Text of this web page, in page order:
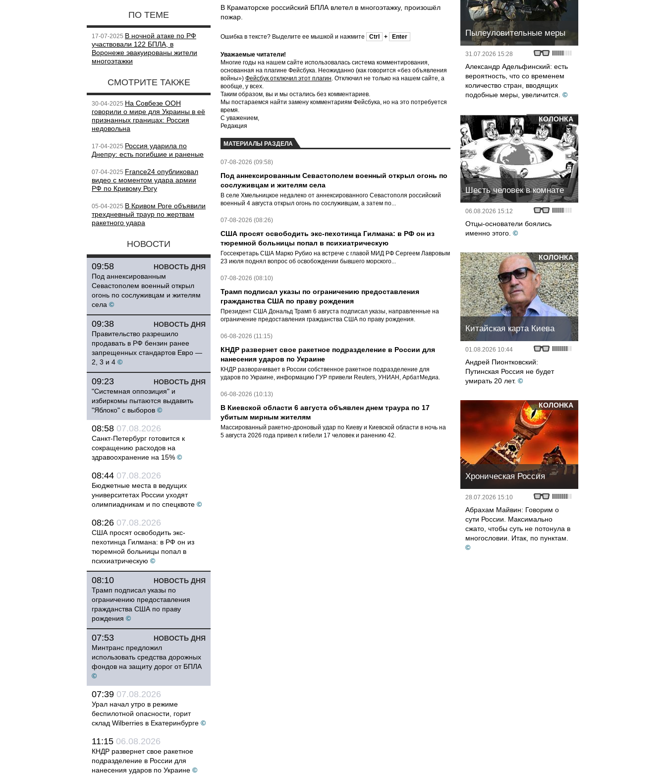
ПО ТЕМЕ
17-07-2025 В ночной атаке по РФ
участвовали 122 БПЛА, в
Воронеже эвакуированы жители
многоэтажки
СМОТРИТЕ ТАКЖЕ
30-04-2025 На Совбезе ООН
говорили о мире для Украины в её
признанных границах: Россия
недовольна
17-04-2025 Россия ударила по
Днепру: есть погибшие и раненые
07-04-2025 France24 опубликовал
видео с моментом удара армии
РФ по Кривому Рогу
05-04-2025 В Кривом Роге объявили
трехдневный траур по жертвам
ракетного удара
НОВОСТИ
НОВОСТЬ ДНЯ
09:58
Под аннексированным
Севастополем военный открыл
огонь по сослуживцам и жителям
села ©
НОВОСТЬ ДНЯ
09:38
Правительство разрешило
продавать в РФ бензин ранее
запрещенных стандартов Евро —
2, 3 и 4 ©
НОВОСТЬ ДНЯ
09:23
"Системная оппозиция" и
избиркомы пытаются выдавить
"Яблоко" с выборов ©
08:58 07.08.2026
Санкт-Петербург готовится к
сокращению расходов на
здравоохранение на 15% ©
08:44 07.08.2026
Бюджетные места в ведущих
университетах России уходят
олимпиадникам и по спецквоте ©
08:26 07.08.2026
США просят освободить экс-
пехотинца Гилмана: в РФ он из
тюремной больницы попал в
психиатрическую ©
НОВОСТЬ ДНЯ
08:10
Трамп подписал указы по
ограничению предоставления
гражданства США по праву
рождения ©
НОВОСТЬ ДНЯ
07:53
Минтранс предложил
использовать средства дорожных
фондов на защиту дорог от БПЛА
©
07:39 07.08.2026
Урал начал утро в режиме
беспилотной опасности, горит
склад Wilberries в Екатеринбурге ©
11:15 06.08.2026
КНДР развернет свое ракетное
подразделение в России для
нанесения ударов по Украине ©
В Краматорске российский БПЛА влетел в многоэтажку, произошёл
пожар.
Ошибка в тексте? Выделите ее мышкой и нажмите Ctrl + Enter
Уважаемые читатели!
Многие годы на нашем сайте использовалась система комментирования,
основанная на плагине Фейсбука. Неожиданно (как говорится «без объявления
войны») Фейсбук отключил этот плагин. Отключил не только на нашем сайте, а
вообще, у всех.
Таким образом, вы и мы остались без комментариев.
Мы постараемся найти замену комментариям Фейсбука, но на это потребуется
время.
С уважением,
Редакция
МАТЕРИАЛЫ РАЗДЕЛА
07-08-2026 (09:58)
Под аннексированным Севастополем военный открыл огонь по
сослуживцам и жителям села
В селе Хмельницкое недалеко от аннексированного Севастополя российский
военный 4 августа открыл огонь по сослуживцам, а затем по...
07-08-2026 (08:26)
США просят освободить экс-пехотинца Гилмана: в РФ он из
тюремной больницы попал в психиатрическую
Госсекретарь США Марко Рубио на встрече с главой МИД РФ Сергеем Лавровым
23 июля поднял вопрос об освобождении бывшего морского...
07-08-2026 (08:10)
Трамп подписал указы по ограничению предоставления
гражданства США по праву рождения
Президент США Дональд Трамп 6 августа подписал указы, направленные на
ограничение предоставления гражданства США по праву рождения.
06-08-2026 (11:15)
КНДР развернет свое ракетное подразделение в России для
нанесения ударов по Украине
КНДР разворачивает в России собственное ракетное подразделение для
ударов по Украине, информацию ГУР привели Reuters, УНИАН, АрбатМедиа.
06-08-2026 (10:13)
В Киевской области 6 августа объявлен днем траура по 17
убитым мирным жителям
Массированный ракетно-дроновый удар по Киеву и Киевской области в ночь на
5 августа 2026 года привел к гибели 17 человек и ранению 42.
Пылеуловительные меры
31.07.2026 15:28
Александр Адельфинский: есть
вероятность, что со временем
количество стран, вводящих
подобные меры, увеличится. ©
КОЛОНКА
Шесть человек в комнате
06.08.2026 15:12
Отцы-основатели боялись
именно этого. ©
КОЛОНКА
Китайская карта Киева
01.08.2026 10:44
Андрей Пионтковский:
Путинская Россия не будет
умирать 20 лет. ©
КОЛОНКА
Хроническая Россия
28.07.2026 15:10
Абрахам Майвин: Говорим о
сути России. Максимально
сжато, чтобы суть не потонула в
многословии. Итак, по пунктам.
©